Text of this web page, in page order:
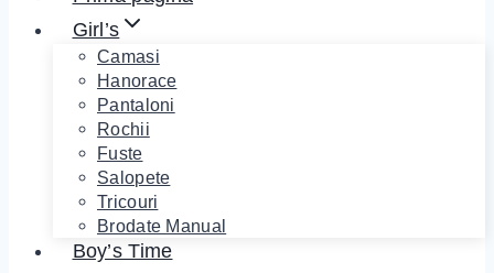
Girl’s
Camasi
Hanorace
Pantaloni
Rochii
Fuste
Salopete
Tricouri
Brodate Manual
Boy’s Time